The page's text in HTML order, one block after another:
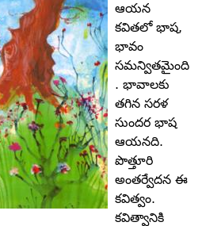
ఆయన
కవితలో భాష,
భావం
సమన్వితమైంది
. భావాలకు
తగిన సరళ
సుందర భాష
ఆయనది.
పొత్తూరి
అంతర్వేదన ఈ
కవిత్వం.
కవిత్వానికి